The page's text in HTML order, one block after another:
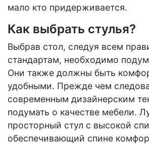
мало кто придерживается.
Как выбрать стулья?
Выбрав стол, следуя всем
стандартам, необходимо
Они также должны быть
удобными. Прежде чем
современным дизайнерским
подумать о качестве мебели.
просторный стул с высокой
обеспечивающий спине